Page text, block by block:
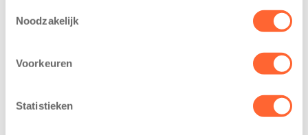
Noodzakelijk
Voorkeuren
Statistieken
Westerburcht in
kregen een…
belangrijke stap